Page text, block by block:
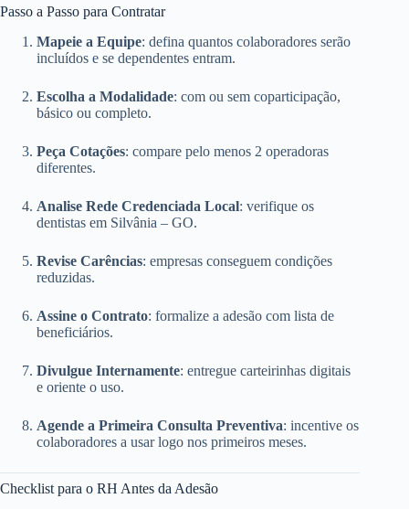
Passo a Passo para Contratar
Mapeie a Equipe: defina quantos colaboradores serão
incluídos e se dependentes entram.
Escolha a Modalidade: com ou sem coparticipação,
básico ou completo.
Peça Cotações: compare pelo menos 2 operadoras
diferentes.
Analise Rede Credenciada Local: verifique os
dentistas em Silvânia – GO.
Revise Carências: empresas conseguem condições
reduzidas.
Assine o Contrato: formalize a adesão com lista de
beneficiários.
Divulgue Internamente: entregue carteirinhas digitais
e oriente o uso.
Agende a Primeira Consulta Preventiva: incentive os
colaboradores a usar logo nos primeiros meses.
Checklist para o RH Antes da Adesão